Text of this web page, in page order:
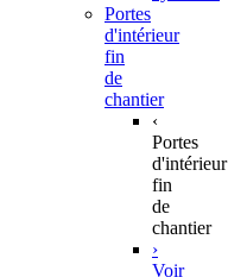
Portes
d'intérieur
fin
de
chantier
‹
Portes
d'intérieur
fin
de
chantier
›
Voir